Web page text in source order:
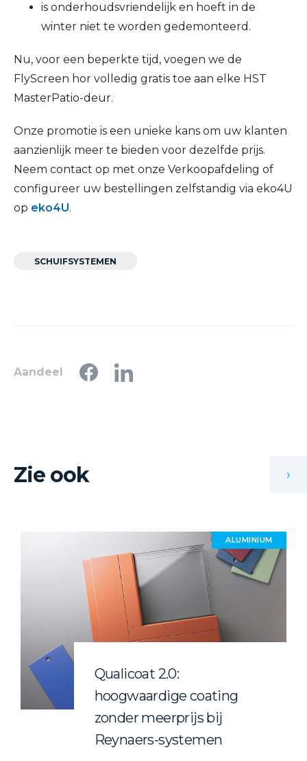
is onderhoudsvriendelijk en hoeft in de
winter niet te worden gedemonteerd.
Nu, voor een beperkte tijd, voegen we de
FlyScreen hor volledig gratis toe aan elke HST
MasterPatio-deur.
Onze promotie is een unieke kans om uw klanten
aanzienlijk meer te bieden voor dezelfde prijs.
Neem contact op met onze Verkoopafdeling of
configureer uw bestellingen zelfstandig via eko4U
op eko4U.
SCHUIFSYSTEMEN
Aandeel
Zie ook
Qualicoat 2.0:
hoogwaardige coating
zonder meerprijs bij
Reynaers-systemen
ALUMINIUM
›